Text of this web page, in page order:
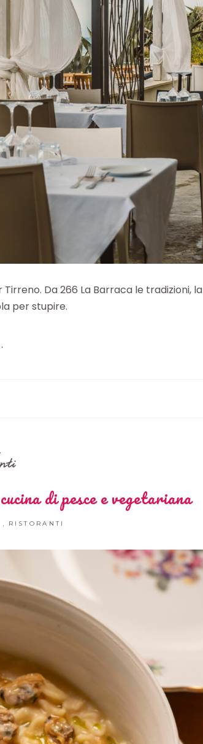
Da 266 La Barraca le tradizioni, la
per stupire.
di pesce e vegetariana
RISTORANTI